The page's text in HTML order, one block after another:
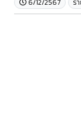
6/12/2567 ร